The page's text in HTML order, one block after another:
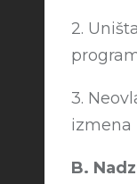
2.
3.
izmena
B.